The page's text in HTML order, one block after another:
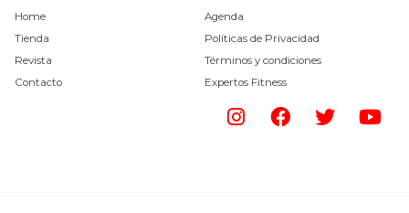
Home
Tienda
Revista
Contacto
Agenda
Políticas de Privacidad
Términos y condiciones
Expertos Fitness